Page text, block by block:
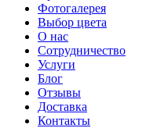
Фотогалерея
Выбор цвета
О нас
Сотрудничество
Услуги
Блог
Отзывы
Доставка
Контакты